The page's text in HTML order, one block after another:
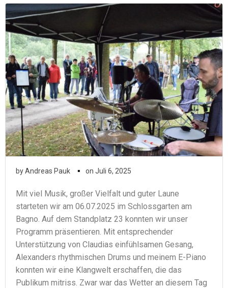
byAndreas Pauk ▪ on Juli 6, 2025
Mit viel Musik, großer Vielfalt und guter Laune
starteten wir am 06.07.2025 im Schlossgarten am
Bagno. Auf dem Standplatz 23 konnten wir unser
Programm präsentieren. Mit entsprechender
Unterstützung von Claudias einfühlsamen Gesang,
Alexanders rhythmischen Drums und meinem E-Piano
konnten wir eine Klangwelt erschaffen, die das
Publikum mitriss. Zwar war das Wetter an diesem Tag